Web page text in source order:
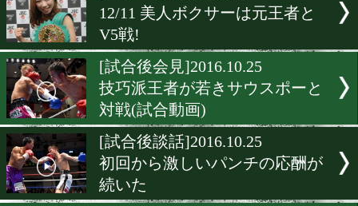
[華井玄樹インタビュ
ー]2016.10.26
岐阜県期待の新星がベルト
宣言
[ニュース]2016.10.26
亀田和毅、日本での試合が
に